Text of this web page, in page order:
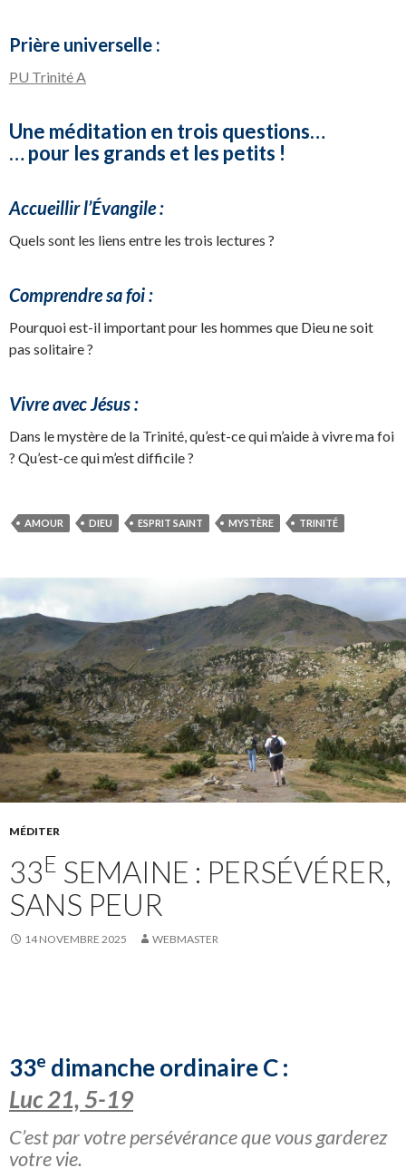
Prière universelle :
PU Trinité A
Une méditation en trois questions…
… pour les grands et les petits !
Accueillir l’Évangile :
Quels sont les liens entre les trois lectures ?
Comprendre sa foi :
Pourquoi est-il important pour les hommes que Dieu ne soit
pas solitaire ?
Vivre avec Jésus :
Dans le mystère de la Trinité, qu’est-ce qui m’aide à vivre ma foi
? Qu’est-ce qui m’est difficile ?
AMOUR DIEU ESPRIT SAINT MYSTÈRE TRINITÉ
MÉDITER
33E SEMAINE : PERSÉVÉRER,
SANS PEUR
14 NOVEMBRE 2025 WEBMASTER
33e dimanche ordinaire C :
Luc 21, 5-19
C’est par votre persévérance que vous garderez
votre vie.